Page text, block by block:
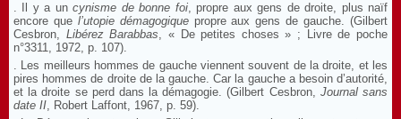
. Il y a uncynisme de bonne foi, propre aux gens de droite, plus naïf
encore que l’utopie démagogiquepropre aux gens de gauche. (Gilbert
Cesbron, Libérez Barabbas, « De petites choses » ; Livre de poche
n°3311, 1972, p. 107).
. Les meilleurs hommes de gauche viennent souvent de la droite, et les
pires hommes de droite de la gauche. Car la gauche a besoin d’autorité,
et la droite se perd dans la démagogie. (Gilbert Cesbron, Journal sans
date II, Robert Laffont, 1967, p. 59).